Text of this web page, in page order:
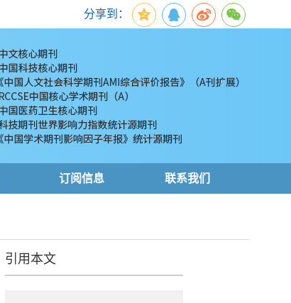
分享到：
订阅信息 联系我们
引用本文